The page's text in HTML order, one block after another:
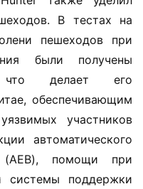
册
В тестах на
пешеходов при
были получены
что делает его
обеспечивающим
участников
автоматического
(AEB), помощи при
системы поддержки